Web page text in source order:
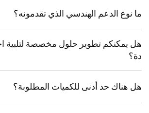
ما نوع الدعم الهندسي الذي تقدمونه؟
هل يمكنكم تطوير حلول مخصصة لتلبية
دة؟
هل هناك حد أدنى للكميات المطلوبة؟